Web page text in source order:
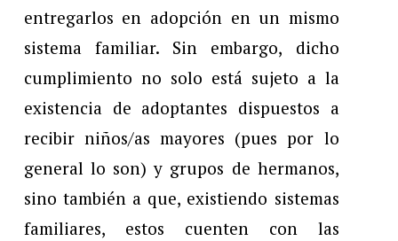
entregarlos en adopción en un mismo
sistema familiar. Sin embargo, dicho
cumplimiento no solo está sujeto a la
existencia de adoptantes dispuestos a
recibir niños/as mayores (pues por lo
general lo son) y grupos de hermanos,
sino también a que, existiendo sistemas
familiares, estos cuenten con las